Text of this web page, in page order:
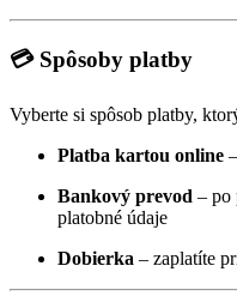
💳 Spôsoby platby
Vyberte si spôsob platby,
Platba kartou online
Bankový prevod – po
platobné údaje
Dobierka – zaplatíte